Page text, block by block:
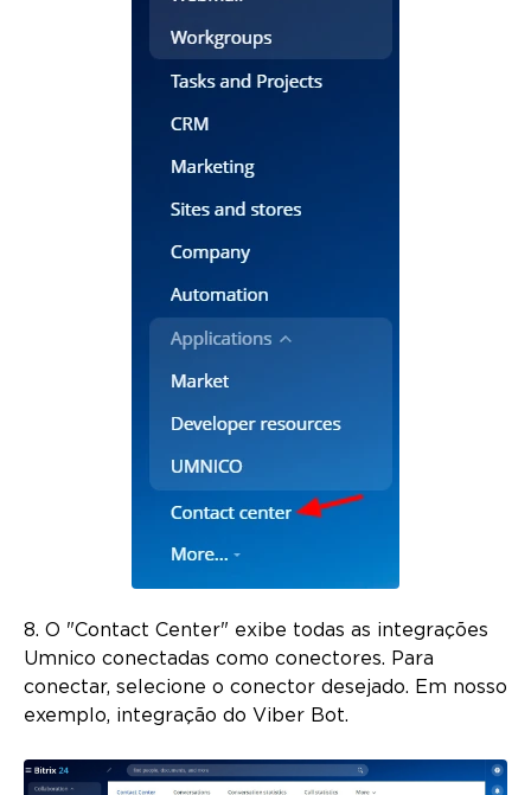
8. O "Contact Center" exibe todas as integrações
Umnico conectadas como conectores. Para
conectar, selecione o conector desejado. Em nosso
exemplo, integração do Viber Bot.